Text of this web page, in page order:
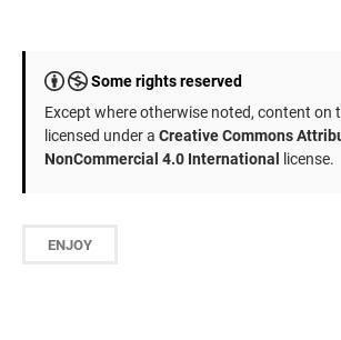
Some rights reserved
Except where otherwise noted, content on
licensed under a Creative Commons
NonCommercial 4.0 International license.
ENJOY